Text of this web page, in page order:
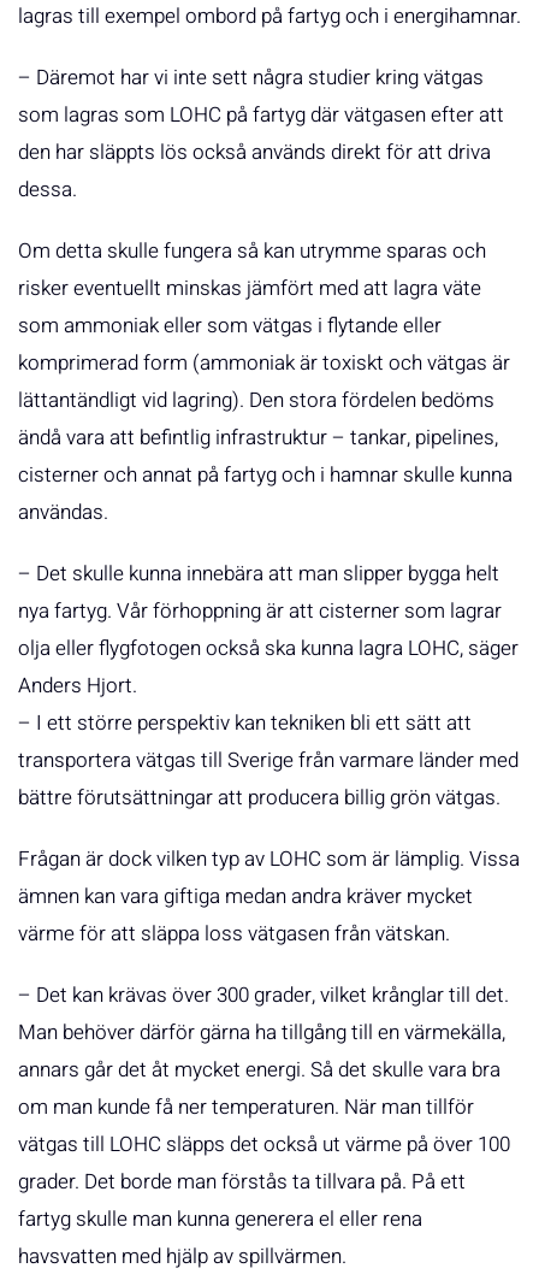
lagras till exempel ombord på fartyg och i energihamnar.
– Däremot har vi inte sett några studier kring vätgas
som lagras som LOHC på fartyg där vätgasen efter att
den har släppts lös också används direkt för att driva
dessa.
Om detta skulle fungera så kan utrymme sparas och
risker eventuellt minskas jämfört med att lagra väte
som ammoniak eller som vätgas i flytande eller
komprimerad form (ammoniak är toxiskt och vätgas är
lättantändligt vid lagring). Den stora fördelen bedöms
ändå vara att befintlig infrastruktur – tankar, pipelines,
cisterner och annat på fartyg och i hamnar skulle kunna
användas.
– Det skulle kunna innebära att man slipper bygga helt
nya fartyg. Vår förhoppning är att cisterner som lagrar
olja eller flygfotogen också ska kunna lagra LOHC, säger
Anders Hjort.
– I ett större perspektiv kan tekniken bli ett sätt att
transportera vätgas till Sverige från varmare länder med
bättre förutsättningar att producera billig grön vätgas.
Frågan är dock vilken typ av LOHC som är lämplig. Vissa
ämnen kan vara giftiga medan andra kräver mycket
värme för att släppa loss vätgasen från vätskan.
– Det kan krävas över 300 grader, vilket krånglar till det.
Man behöver därför gärna ha tillgång till en värmekälla,
annars går det åt mycket energi. Så det skulle vara bra
om man kunde få ner temperaturen. När man tillför
vätgas till LOHC släpps det också ut värme på över 100
grader. Det borde man förstås ta tillvara på. På ett
fartyg skulle man kunna generera el eller rena
havsvatten med hjälp av spillvärmen.